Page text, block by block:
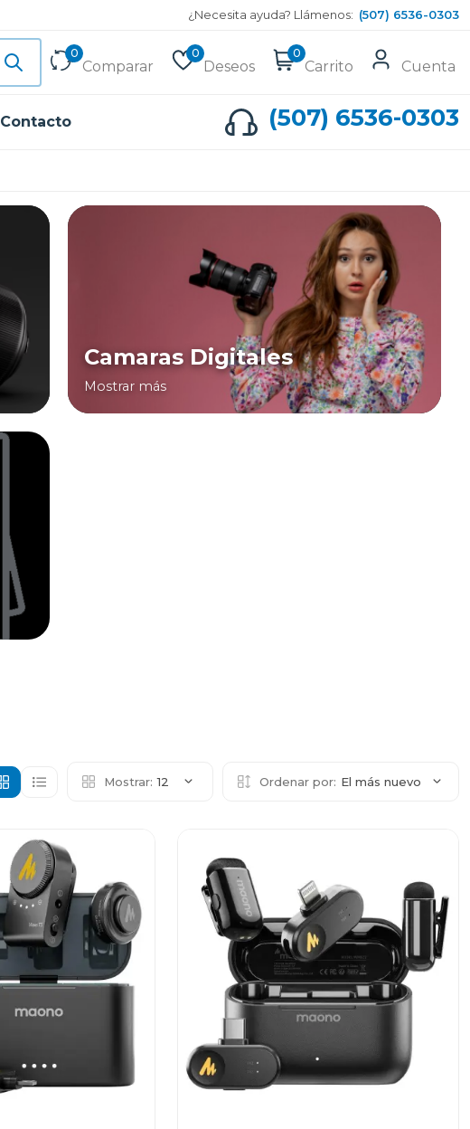
¿Necesita ayuda? Llámenos: (507) 6536-0303
0
Comparar
0
Deseos
0
Carrito Cuenta
Contacto (507) 6536-0303
Camaras Digitales
Mostrar más
Mostrar: 12 Ordenar por: El más nuevo